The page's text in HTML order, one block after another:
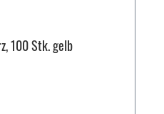
100 Stk. gelb